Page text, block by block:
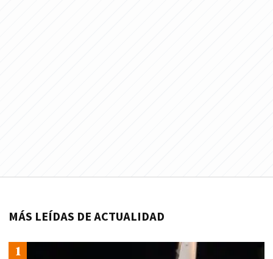
MÁS LEÍDAS DE ACTUALIDAD